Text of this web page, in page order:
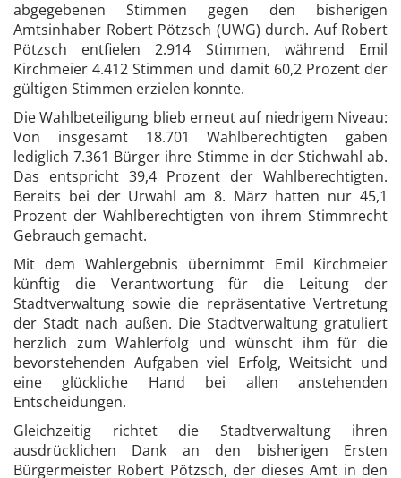
abgegebenen Stimmen gegen den bisherigen
Amtsinhaber Robert Pötzsch (UWG) durch. Auf Robert
Pötzsch entfielen 2.914 Stimmen, während Emil
Kirchmeier 4.412 Stimmen und damit 60,2 Prozent der
gültigen Stimmen erzielen konnte.
Die Wahlbeteiligung blieb erneut auf niedrigem Niveau:
Von insgesamt 18.701 Wahlberechtigten gaben
lediglich 7.361 Bürger ihre Stimme in der Stichwahl ab.
Das entspricht 39,4 Prozent der Wahlberechtigten.
Bereits bei der Urwahl am 8. März hatten nur 45,1
Prozent der Wahlberechtigten von ihrem Stimmrecht
Gebrauch gemacht.
Mit dem Wahlergebnis übernimmt Emil Kirchmeier
künftig die Verantwortung für die Leitung der
Stadtverwaltung sowie die repräsentative Vertretung
der Stadt nach außen. Die Stadtverwaltung gratuliert
herzlich zum Wahlerfolg und wünscht ihm für die
bevorstehenden Aufgaben viel Erfolg, Weitsicht und
eine glückliche Hand bei allen anstehenden
Entscheidungen.
Gleichzeitig richtet die Stadtverwaltung ihren
ausdrücklichen Dank an den bisherigen Ersten
Bürgermeister Robert Pötzsch, der dieses Amt in den